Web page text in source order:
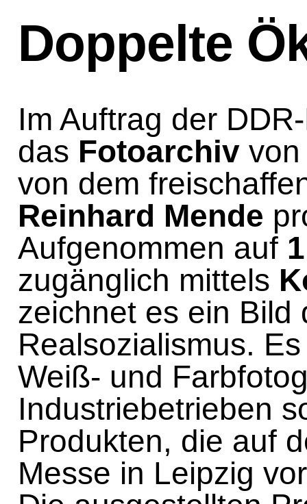
Doppelte
Im Auftrag der
das Fotoarchiv
von dem
Reinhard Mende
Aufgenommen auf
zugänglich mittels
zeichnet es ein Bild
Realsozialismus.
Weiß- und
Industriebetrieben
Produkten, die auf
Messe in Leipzig